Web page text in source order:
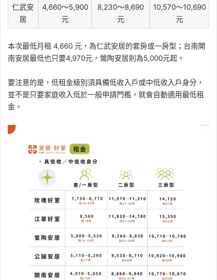
仁武安
居
4,660～5,900
元
8,230～8,690
元
10,570～10,690
元
本次最低月租 4,660 元，為仁武安居的套房或一房型；台南開
南安居最低也只要4,970元，鶯陶安居則為5,000元起。
要注意的是，低租金級別須具備低收入戶或中低收入戶身分，
並不是只要家庭收入低於一般申請門檻，就會自動適用最低租
金。